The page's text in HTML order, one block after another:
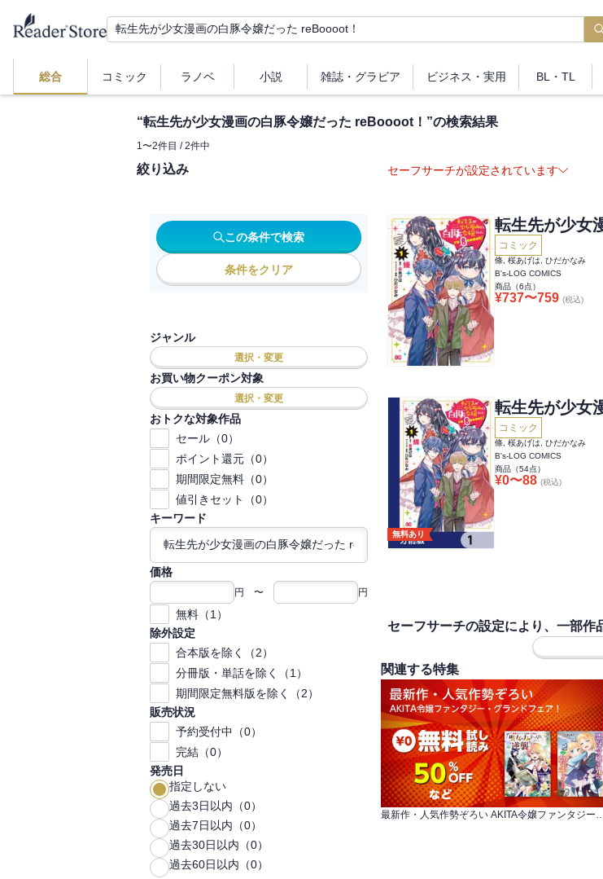
総合 コミック ラノベ 小説 雑誌・ グラビア ビジネス ・実用 BL・TL
“転生先が少女漫画の白豚令嬢だった reBoooot！ ”の検索結果
1〜2件目 / 2件中
絞り込み
この条件で検索
条件をクリア
ジャンル
選択・変更
お買い物クーポン対象
選択・変更
おトクな対象作品
セール（0）
ポイント還元（0）
期間限定無料（0）
値引きセット（0）
キーワード
価格
円 〜 円
無料（1）
除外設定
合本版を除く（2）
分冊版・単話を除く（1）
期間限定無料版を除く（2）
販売状況
予約受付中（0）
完結（0）
発売日
指定しない
過去3日以内（0）
過去7日以内（0）
過去30日以内（0）
過去60日以内（0）
セーフサーチが設定されています
転生先が少女
コミック
條, 桜あげは, ひだかなみ
B's-LOG COMICS
商品（6点）
¥737〜759 (税込)
無料あり
転生先が少女
コミック
條, 桜あげは, ひだかなみ
B's-LOG COMICS
商品（54点）
¥0〜88 (税込)
セーフサーチの設定により、一部作
関連する特集
最新作・人気作勢ぞろい AKITA令嬢ファ